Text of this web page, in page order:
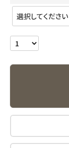
定期購入
エコメイト
ナチュラプラス